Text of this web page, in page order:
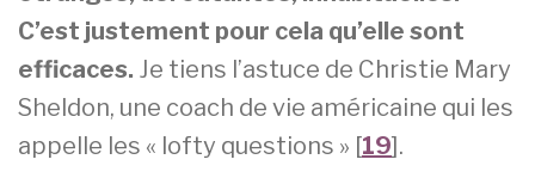
C’est justement pour cela qu’elle sont
efficaces. Je tiens l’astuce de Christie Mary
Sheldon, une coach de vie américaine qui les
appelle les « lofty questions » [19].